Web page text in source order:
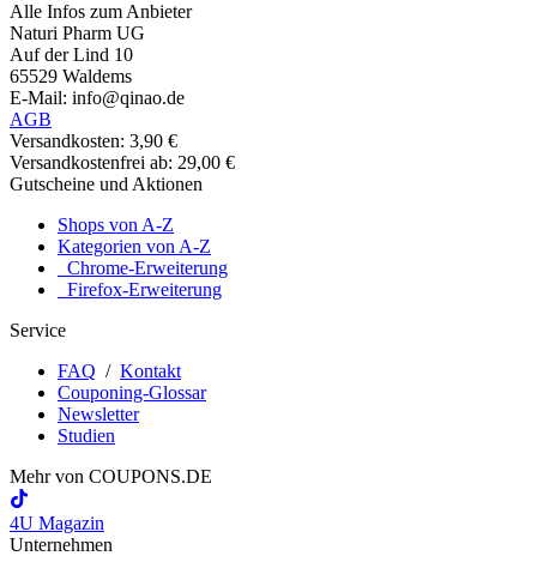
Alle Infos zum Anbieter
Naturi Pharm UG
Auf der Lind 10
65529 Waldems
E-Mail: info@qinao.de
AGB
Versandkosten: 3,90 €
Versandkostenfrei ab: 29,00 €
Gutscheine und Aktionen
Shops von A-Z
Kategorien von A-Z
Chrome-Erweiterung
Firefox-Erweiterung
Service
FAQ / Kontakt
Couponing-Glossar
Newsletter
Studien
Mehr von COUPONS.DE
4U Magazin
Unternehmen